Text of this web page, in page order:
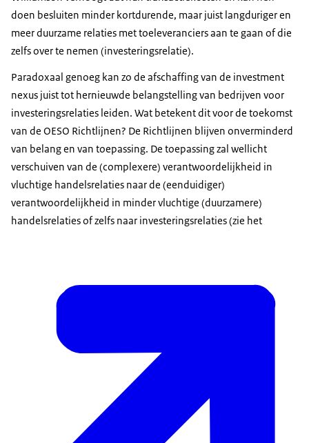
doen besluiten minder kortdurende, maar juist langduriger en
meer duurzame relaties met toeleveranciers aan te gaan of die
zelfs over te nemen (investeringsrelatie).
Paradoxaal genoeg kan zo de afschaffing van de investment
nexus juist tot hernieuwde belangstelling van bedrijven voor
investeringsrelaties leiden. Wat betekent dit voor de toekomst
van de OESO Richtlijnen? De Richtlijnen blijven onverminderd
van belang en van toepassing. De toepassing zal wellicht
verschuiven van de (complexere) verantwoordelijkheid in
vluchtige handelsrelaties naar de (eenduidiger)
verantwoordelijkheid in minder vluchtige (duurzamere)
handelsrelaties of zelfs naar investeringsrelaties (zie het